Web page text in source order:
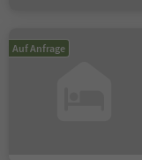
Auf Anfrage